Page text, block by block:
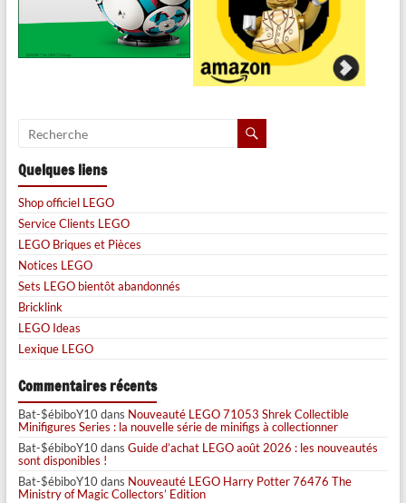
Quelques liens
Shop officiel LEGO
Service Clients LEGO
LEGO Briques et Pièces
Notices LEGO
Sets LEGO bientôt abandonnés
Bricklink
LEGO Ideas
Lexique LEGO
Commentaires récents
Bat-$ébiboY10dans Nouveauté LEGO 71053 Shrek Collectible
Minifigures Series : la nouvelle série de minifigs à collectionner
Bat-$ébiboY10dans Guide d’achat LEGO août 2026 : les nouveautés
sont disponibles !
Bat-$ébiboY10dans Nouveauté LEGO Harry Potter 76476 The
Ministry of Magic Collectors’ Edition